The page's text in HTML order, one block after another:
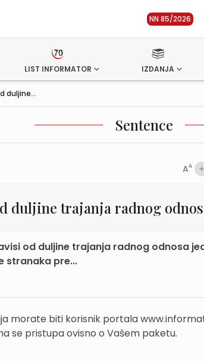
NN 85/2026
LIST INFORMATOR IZDANJA
duljine...
Sentence
AA
duljine trajanja radnog
od duljine trajanja radnog odnosa
stranaka pre...
morate biti korisnik portala
se pristupa ovisno o Vašem paketu.